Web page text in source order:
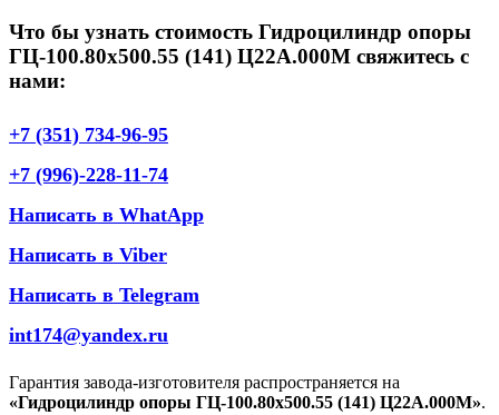
Что бы узнать стоимость Гидроцилиндр опоры
ГЦ-100.80х500.55 (141) Ц22А.000М свяжитесь с
нами:
+7 (351) 734-96-95
+7 (996)-228-11-74
Написать в WhatApp
Написать в Viber
Написать в Telegram
int174@yandex.ru
Гарантия завода-изготовителя распространяется на
«Гидроцилиндр опоры ГЦ-100.80х500.55 (141) Ц22А.000М».